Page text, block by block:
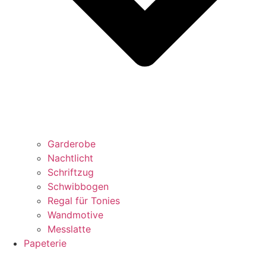
Garderobe
Nachtlicht
Schriftzug
Schwibbogen
Regal für Tonies
Wandmotive
Messlatte
Papeterie